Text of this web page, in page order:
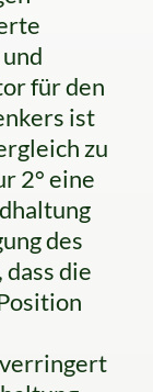
für den
ist
zu
2° eine
des
die